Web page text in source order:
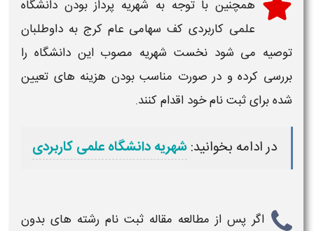
همچنین با توجه به شهریه پرداز بودن دانشگاه
علمی کاربردی کف سهامی عام کرجبه داوطلبان
توصیه می شود نخست شهریه مصوب این دانشگاه را
بررسی کرده و در صورت مناسب بودن هزینه های تعیین
شده برایثبت نامخود اقدام کنند.
در ادامه بخوانید:شهریه دانشگاه علمی کاربردی
اگر پس از مطالعه مقاله ثبت نام رشته های بدون